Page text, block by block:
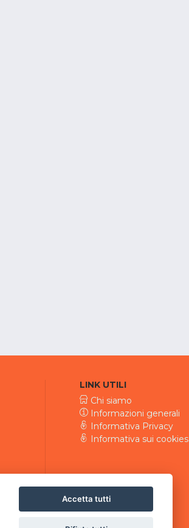
LINK UTILI
Chi siamo
Informazioni generali
Informativa Privacy
Informativa sui cookies
Accetta tutti